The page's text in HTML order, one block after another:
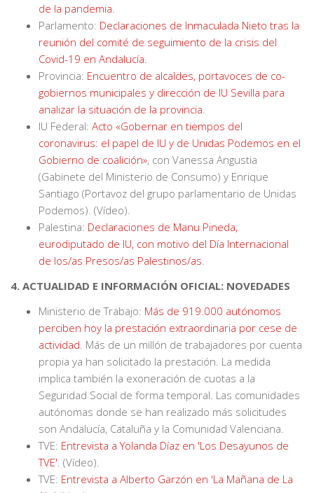
de la pandemia
Parlamento: Declaraciones de Inmaculada Nieto tras la
reunión del comité de seguimiento de la crisis del
Covid-19 en Andalucía.
Provincia: Encuentro de alcaldes, portavoces de co-
gobiernos municipales y dirección de IU Sevilla para
analizar la situación de la provincia
IU Federal: Acto «Gobernar en tiempos del
coronavirus: el papel de IU y de Unidas Podemos en el
Gobierno de coalición», con Vanessa Angustia
(Gabinete del Ministerio de Consumo) y Enrique
Santiago (Portavoz del grupo parlamentario de Unidas
Podemos). (Vídeo).
Palestina: Declaraciones de Manu Pineda,
eurodiputado de IU, con motivo del Día Internacional
de los/as Presos/as Palestinos/as
4. ACTUALIDAD E INFORMACIÓN OFICIAL: NOVEDADES
Ministerio de Trabajo: Más de 919.000 autónomos
perciben hoy la prestación extraordinaria por cese de
actividad . Más de un millón de trabajadores por cuenta
propia ya han solicitado la prestación. La medida
implica también la exoneración de cuotas a la
Seguridad Social de forma temporal. Las comunidades
autónomas donde se han realizado más solicitudes
son Andalucía, Cataluña y la Comunidad Valenciana.
TVE: Entrevista a Yolanda Díaz en 'Los Desayunos de
TVE' . (Vídeo).
TVE: Entrevista a Alberto Garzón en 'La Mañana de La